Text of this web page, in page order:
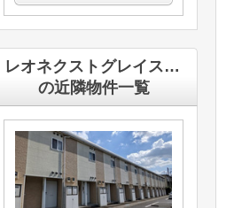
レオネクストグレイス共和
の近隣物件一覧